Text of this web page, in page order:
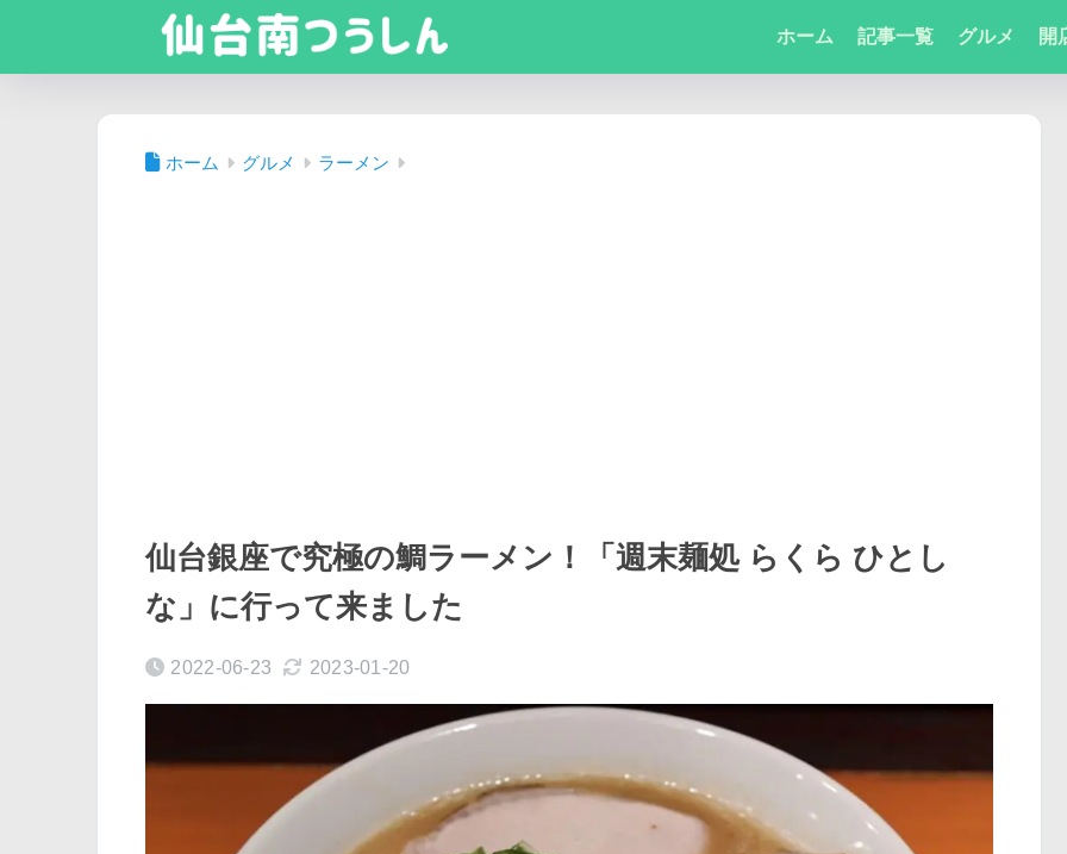
ホーム 記事一覧 グルメ 開
ホーム グルメ ラーメン
仙台銀座で究極の鯛ラーメン！「週末麺処 らくら ひとし
な」に行って来ました
2022-06-23 2023-01-20